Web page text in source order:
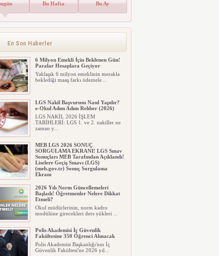
Bu Hafta Bu Ay
En Son Haberler
Sahipleri Dikkat
Emlak vergisinde gelecek yıl için esas
6 Milyon Emekli İçin Beklenen Gün!
Paralar Hesaplara Geçiyor
Yaklaşık 6 milyon emeklinin merakla
beklediği maaş farkı ödemele...
LGS Nakil Başvurusu Nasıl Yapılır?
e-Okul Adım Adım Rehber (2026)
LGS NAKİL 2026 İŞLEM
TARİHLERİ: LGS 1. ve 2. nakiller ne
zaman y...
MEB LGS 2026 SONUÇ
SORGULAMA EKRANI! LGS Sınav
Sonuçları MEB Tarafından Açıklandı!
Liselere Geçiş Sınavı (LGS)
(meb.gov.tr) Sonuç Sorgulama
Ekranı
Milyonlarca öğrenci için ...
2026 Yılı Norm Güncellemeleri
Başladı! Öğretmenler Nelere Dikkat
Etmeli?
Okul müdürlerinin, norm kadro
modülüne girecekleri ders yükleri ...
Polis Akademisi İç Güvenlik
Fakültesine 350 Öğrenci Alınacak
Polis Akademisi Başkanlığı'nın İç
Güvenlik Fakültesi'ne 2026 yıl...